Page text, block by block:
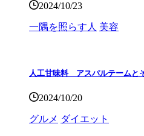
2024/10/23
一隅を照らす人 美容
人工甘味料 アスパルテームと
2024/10/20
グルメ ダイエット